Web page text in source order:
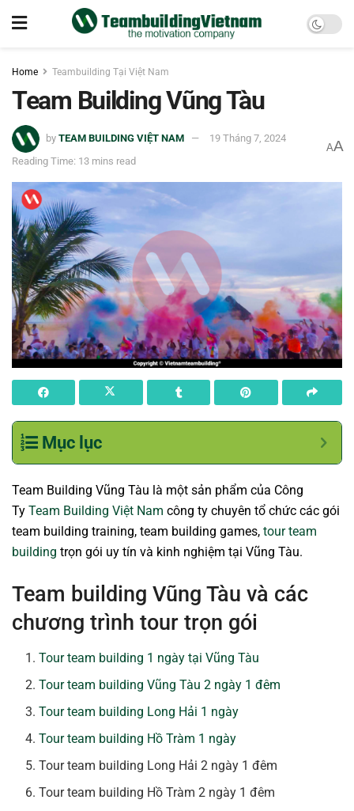
Home Teambuilding Tại Việt Nam
Team Building Vũng Tàu
by TEAM BUILDING VIỆT NAM
19 Tháng 7, 2024
Reading Time: 13 mins read
AA
Mục lục
Team Building Vũng Tàu là một sản phẩm của Công
Ty Team Building Việt Nam công ty chuyên tổ chức các gói
team building training, team building games, tour team
building trọn gói uy tín và kinh nghiệm tại Vũng Tàu.
Team building Vũng Tàu và các
chương trình tour trọn gói
Tour team building 1 ngày tại Vũng Tàu
Tour team building Vũng Tàu 2 ngày 1 đêm
Tour team building Long Hải 1 ngày
Tour team building Hồ Tràm 1 ngày
Tour team building Long Hải 2 ngày 1 đêm
Tour team building Hồ Tràm 2 ngày 1 đêm